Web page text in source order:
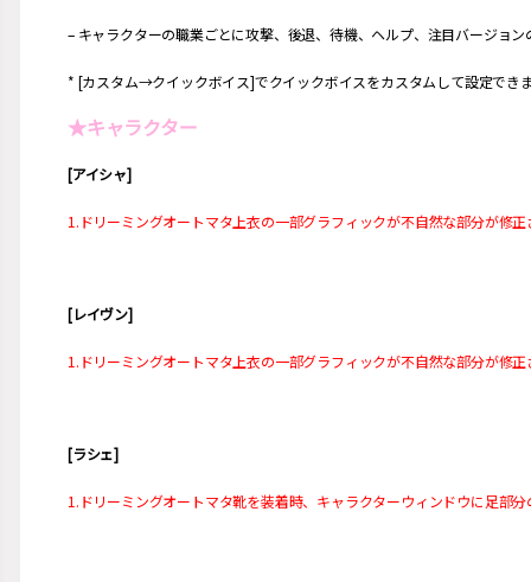
– キャラクターの職業ごとに攻撃、後退、待機、ヘルプ、注目バージョ
* [カスタム→クイックボイス]でクイックボイスをカスタムして設定でき
★キャラクター
[アイシャ]
1.ドリーミングオートマタ上衣の一部グラフィックが不自然な部分が修正
[レイヴン]
1.ドリーミングオートマタ上衣の一部グラフィックが不自然な部分が修正
[ラシェ]
1.ドリーミングオートマタ靴を装着時、キャラクターウィンドウに足部